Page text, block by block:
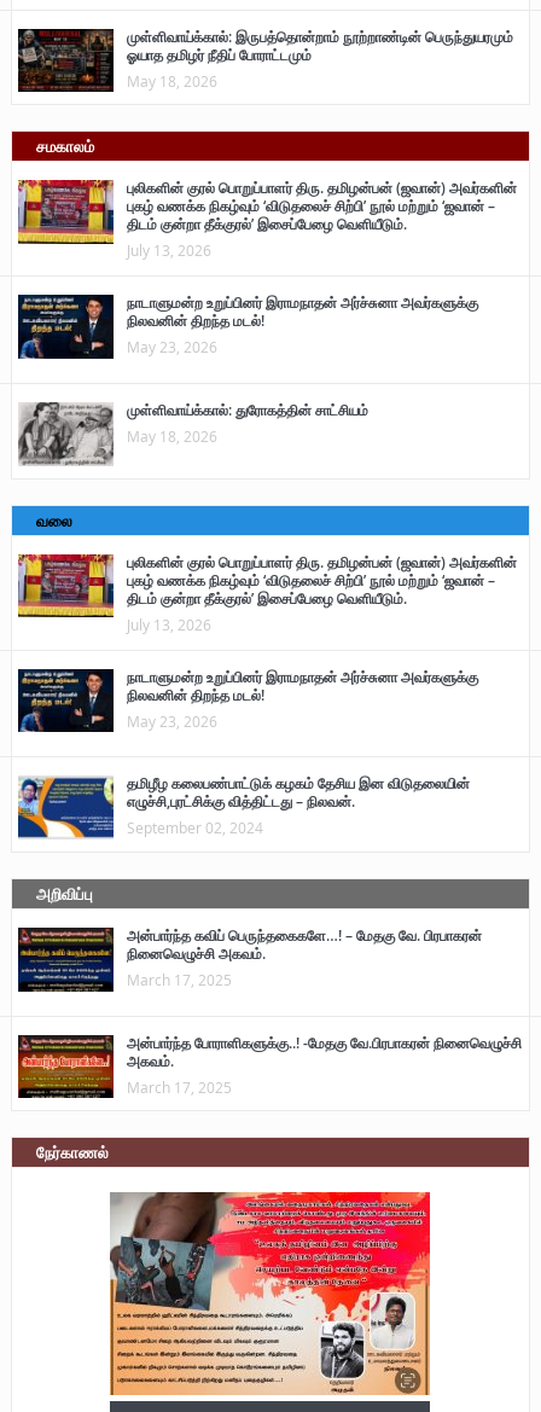
முள்ளிவாய்க்கால்: இருபத்தொன்றாம் நூற்றாண்டின் பெருந்துயரமும்
ஓயாத தமிழர் நீதிப் போராட்டமும்
May 18, 2026
சமகாலம்
புலிகளின் குரல் பொறுப்பாளர் திரு. தமிழன்பன் (ஜவான்) அவர்களின்
புகழ் வணக்க நிகழ்வும் ‘விடுதலைச் சிற்பி’ நூல் மற்றும் ‘ஜவான் –
திடம் குன்றா தீக்குரல்’ இசைப்பேழை வெளியீடும்.
July 13, 2026
நாடாளுமன்ற உறுப்பினர் இராமநாதன் அர்ச்சுனா அவர்களுக்கு
நிலவனின் திறந்த மடல்!
May 23, 2026
முள்ளிவாய்க்கால்: துரோகத்தின் சாட்சியம்
May 18, 2026
வலை
புலிகளின் குரல் பொறுப்பாளர் திரு. தமிழன்பன் (ஜவான்) அவர்களின்
புகழ் வணக்க நிகழ்வும் ‘விடுதலைச் சிற்பி’ நூல் மற்றும் ‘ஜவான் –
திடம் குன்றா தீக்குரல்’ இசைப்பேழை வெளியீடும்.
July 13, 2026
நாடாளுமன்ற உறுப்பினர் இராமநாதன் அர்ச்சுனா அவர்களுக்கு
நிலவனின் திறந்த மடல்!
May 23, 2026
தமிழீழ கலைபண்பாட்டுக் கழகம் தேசிய இன விடுதலையின்
எழுச்சி,புரட்சிக்கு வித்திட்டது – நிலவன்.
September 02, 2024
அறிவிப்பு
அன்பார்ந்த கவிப் பெருந்தகைகளே…! – மேதகு வே. பிரபாகரன்
நினைவெழுச்சி அகவம்.
March 17, 2025
அன்பார்ந்த போராளிகளுக்கு..! -மேதகு வே.பிரபாகரன் நினைவெழுச்சி
அகவம்.
March 17, 2025
நேர்காணல்